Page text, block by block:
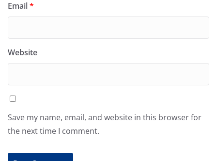
Email*
Website
Save my name, email, and website in this browser for
the next time I comment.